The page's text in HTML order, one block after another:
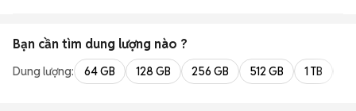
Bạn cần tìm dung lượng nào ?
Dung lượng: 64 GB 128 GB 256 GB 512 GB 1 TB